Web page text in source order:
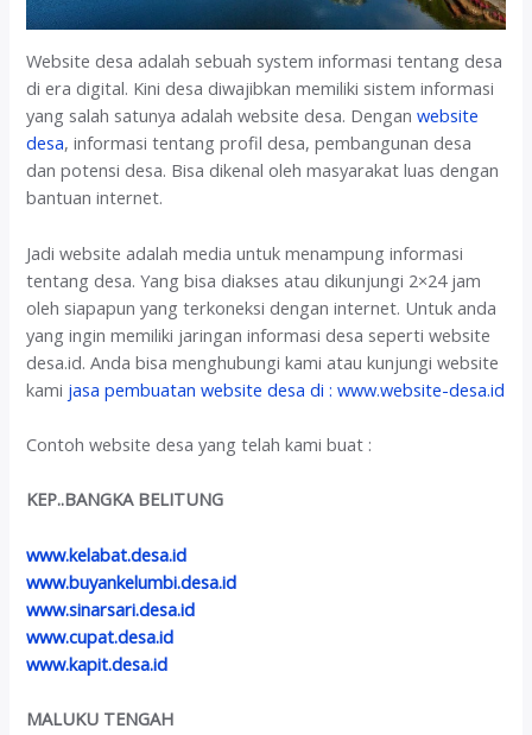
Website desa adalah sebuah system informasi tentang desa
di era digital. Kini desa diwajibkan memiliki sistem informasi
yang salah satunya adalah website desa. Denganwebsite
desa, informasi tentang profil desa, pembangunan desa
dan potensi desa. Bisa dikenal oleh masyarakat luas dengan
bantuan internet.
Jadi website adalah media untuk menampung informasi
tentang desa. Yang bisa diakses atau dikunjungi 2×24 jam
oleh siapapun yang terkoneksi dengan internet. Untuk anda
yang ingin memiliki jaringan informasi desa seperti website
desa.id. Anda bisa menghubungi kami atau kunjungi website
kami jasa pembuatan website desa di : www.website-desa.id
Contoh website desa yang telah kami buat :
KEP..BANGKA BELITUNG
www.kelabat.desa.id
www.buyankelumbi.desa.id
www.sinarsari.desa.id
www.cupat.desa.id
www.kapit.desa.id
MALUKU TENGAH